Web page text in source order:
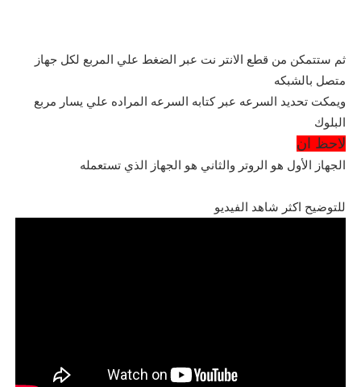
ثم ستتمكن من قطع الانتر نت عبر الضغط علي المربع لكل جهاز
متصل بالشبكه
ويمكت تحديد السرعه عبر كتابه السرعه المراده علي يسار مربع
البلوك
لاحظ ان
الجهاز الأول هو الروتر والثاني هو الجهاز الذي تستعمله
للتوضيح اكثر شاهد الفيديو